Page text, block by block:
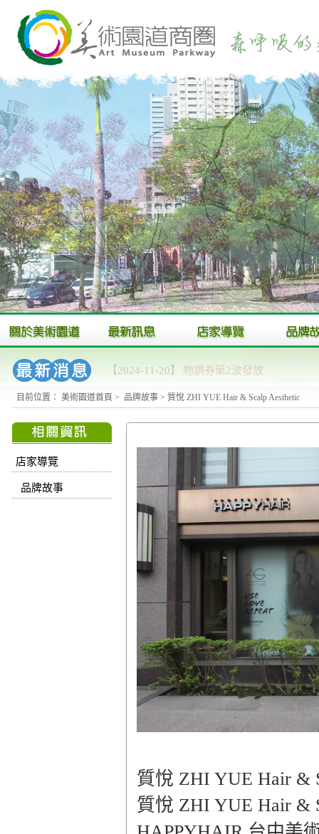
【2024-11-20】 11/23、11/24 美術園道 冬日
目前位置： 美術園道首頁 > 品牌故事 > 質悅 ZHI YUE Hair & Scalp Aesthetic
店家導覽
品牌故事
質悅 ZHI YUE Hair &
質悅 ZHI YUE Hair &